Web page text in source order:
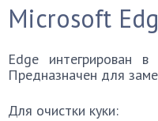
Microsoft
Edge интегрирован
Предназначен для
Для очистки куки: